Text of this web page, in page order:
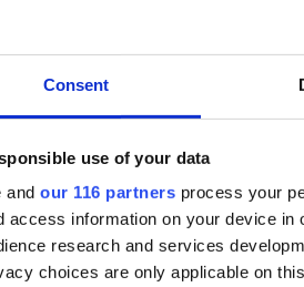
Consent
use of your data
and our 116 partners process your
access information on your device in
research and services
choices are only applicable on
Sverigedröm
Eriksson analyserar
Meaning. Först ut är KD-